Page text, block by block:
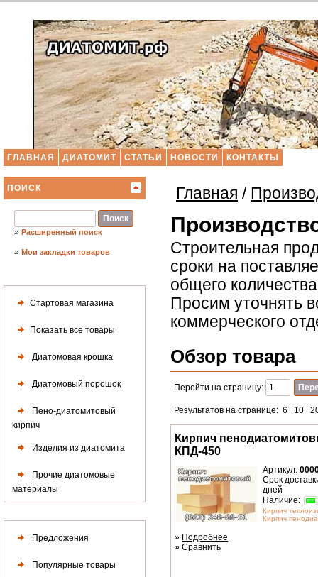
ГЛАВНАЯ ДИАТОМИТ СТАТЬИ НОВОСТИ КОНТАКТЫ
ПОИСК
» Расширенный поиск
» Мои закладки товаров
Стартовая магазина
Показать все товары
Диатомовая крошка
Диатомовый порошок
Пено-диатомитовый
кирпич
Изделия из диатомита
Прочие диатомовые
материалы
Предложения
Популярные товары
Главная /
Строительная
сроки на
общего
Просим уточнять
коммерческого
Обзор товара
Перейти на страницу:
Результатов на странице: 6 10
Кирпич
КПД-450
Артикул:
Срок
дней
Наличие:
Кирпич
Кирпич
» Подробнее
» Сравнить